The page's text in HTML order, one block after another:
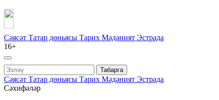
Сәясәт Татар дөньясы Тарих Мәдәният Эстрада
16+
Табарга
Сәясәт Татар дөньясы Тарих Мәдәният Эстрада
Сәхифәләр